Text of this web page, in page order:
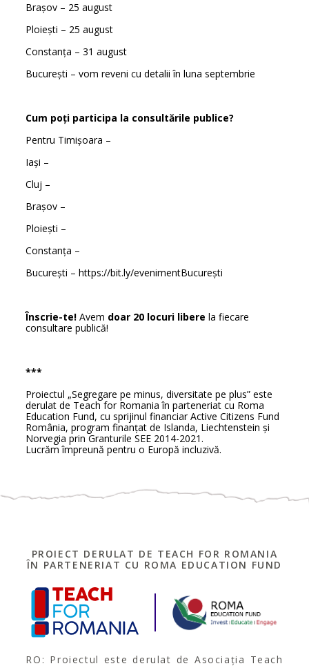
Brașov – 25 august
Ploiești – 25 august
Constanța – 31 august
București – vom reveni cu detalii în luna septembrie
Cum poți participa la consultările publice?
Pentru Timișoara –
Iași –
Cluj –
Brașov –
Ploiești –
Constanța –
București – https://bit.ly/evenimentBucurești
Înscrie-te! Avem doar 20 locuri libere la fiecare
consultare publică!
***
Proiectul „Segregare pe minus, diversitate pe plus” este
derulat de Teach for Romania în parteneriat cu Roma
Education Fund, cu sprijinul financiar Active Citizens Fund
România, program finanțat de Islanda, Liechtenstein și
Norvegia prin Granturile SEE 2014-2021.
Lucrăm împreună pentru o Europă incluzivă.
PROIECT DERULAT DE TEACH FOR ROMANIA
ÎN PARTENERIAT CU ROMA EDUCATION FUND
RO: Proiectul este derulat de Asociația Teach